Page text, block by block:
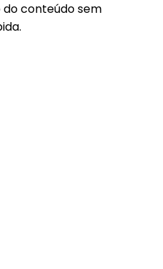
conteúdo sem